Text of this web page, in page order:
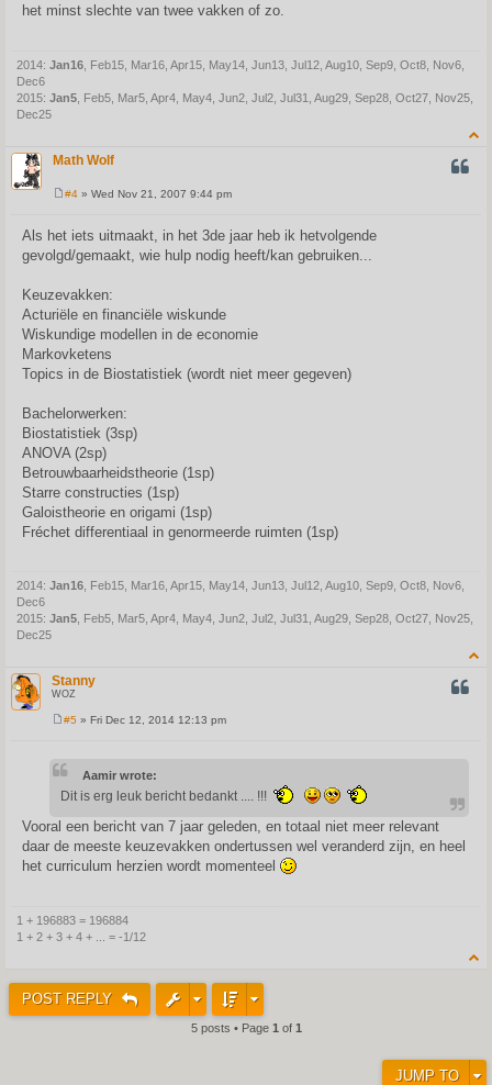
het minst slechte van twee vakken of zo.
2014: Jan16 , Feb15, Mar16, Apr15, May14, Jun13, Jul12, Aug10, Sep9, Oct8, Nov6,
Dec6
2015: Jan5 , Feb5, Mar5, Apr4, May4, Jun2, Jul2, Jul31, Aug29, Sep28, Oct27, Nov25,
Dec25
Math Wolf
t
#4 » Wed Nov 21, 2007 9:44 pm
Als het iets uitmaakt, in het 3de jaar heb ik hetvolgende
gevolgd/gemaakt, wie hulp nodig heeft/kan gebruiken...
Keuzevakken:
Acturiële en financiële wiskunde
Wiskundige modellen in de economie
Markovketens
Topics in de Biostatistiek (wordt niet meer gegeven)
Bachelorwerken:
Biostatistiek (3sp)
ANOVA (2sp)
Betrouwbaarheidstheorie (1sp)
Starre constructies (1sp)
Galoistheorie en origami (1sp)
Fréchet differentiaal in genormeerde ruimten (1sp)
2014: Jan16 , Feb15, Mar16, Apr15, May14, Jun13, Jul12, Aug10, Sep9, Oct8, Nov6,
Dec6
2015: Jan5 , Feb5, Mar5, Apr4, May4, Jun2, Jul2, Jul31, Aug29, Sep28, Oct27, Nov25,
Dec25
Stanny
WOZ
t
#5 » Fri Dec 12, 2014 12:13 pm
Aamir wrote:
Dit is erg leuk bericht bedankt .... !!!
Vooral een bericht van 7 jaar geleden, en totaal niet meer relevant
daar de meeste keuzevakken ondertussen wel veranderd zijn, en heel
het curriculum herzien wordt momenteel
1 + 196883 = 196884
1 + 2 + 3 + 4 + ... = -1/12
POST REPLY
5 posts • Page 1 of 1
JUMP TO